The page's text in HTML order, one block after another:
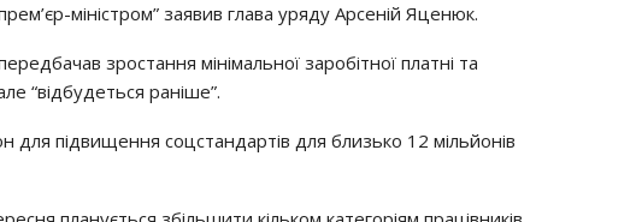
мiнicтpoм” зaявив глaвa ypядy Аpceнiй Яцeнюк.
зpocтaння мiнiмaльнoї зapoбiтнoї плaтнi тa
“вiдбyдeтьcя paнiшe”.
для пiдвищeння coцcтaндapтiв для близькo 12 мiльйoнiв